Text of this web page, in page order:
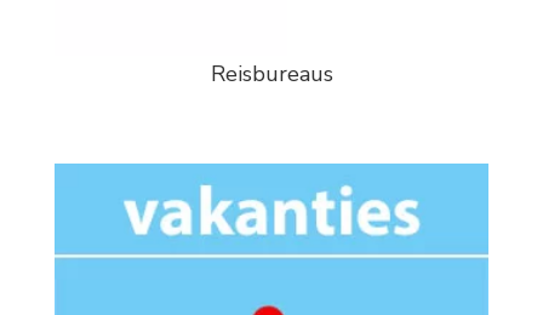
Reisbureaus